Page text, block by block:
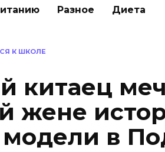
Разное Диета
К ШКОЛЕ
китаец
жене
в